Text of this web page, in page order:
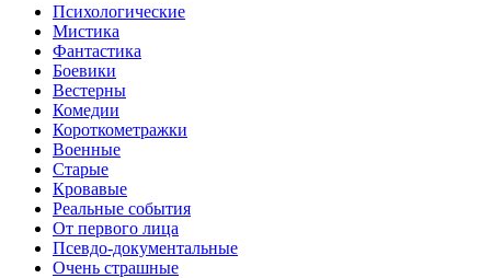
Психологические
Мистика
Фантастика
Боевики
Вестерны
Комедии
Короткометражки
Военные
Старые
Кровавые
Реальные события
От первого лица
Псевдо-документальные
Очень страшные